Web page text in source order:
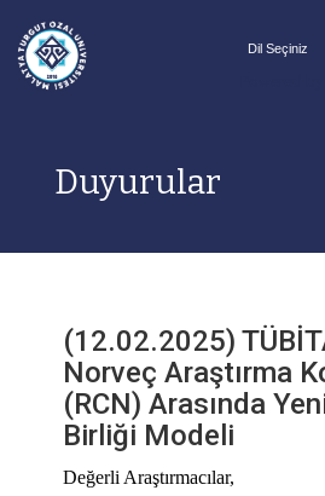
Duyurular
(12.02.2025)
Norveç Araştırma
(RCN) Arasında
Birliği Modeli
Değerli Araştırmacılar,